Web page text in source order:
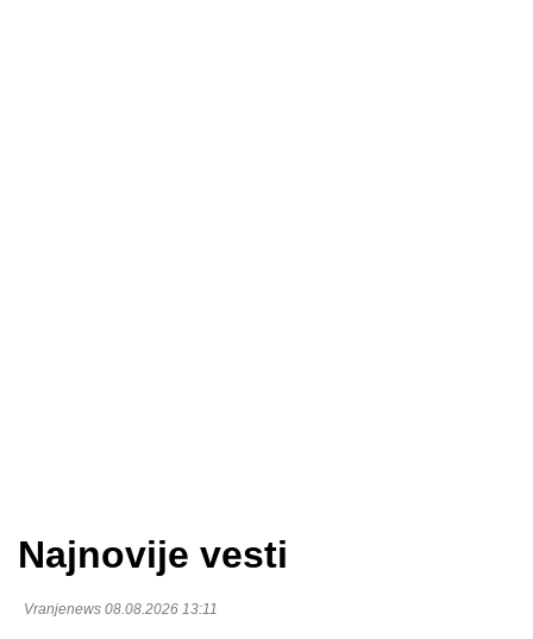
Najnovije vesti
Vranjenews 08.08.2026 13:11